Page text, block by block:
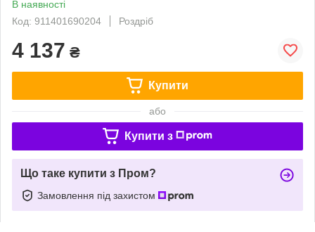
В наявності
Код: 911401690204
Роздріб
4 137 ₴
Купити
або
Купити з
Що таке купити з Пром?
Замовлення під захистом